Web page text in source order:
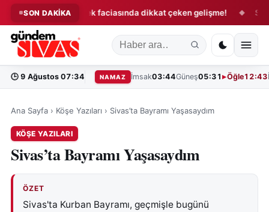
SON DAKİKA
◆ Ermenek faciasında dikkat çeken gelişme! ◆
🕒 9 Ağustos 07:34 NAMAZ İmsak03:44Güneş05:31 Öğle12:43
Ana Sayfa › Köşe Yazıları › Sivas’ta Bayramı Yaşasaydım
KÖŞE YAZILARI
Sivas’ta Bayramı Yaşasaydım
ÖZET
Sivas'ta Kurban Bayramı, geçmişle bugünü